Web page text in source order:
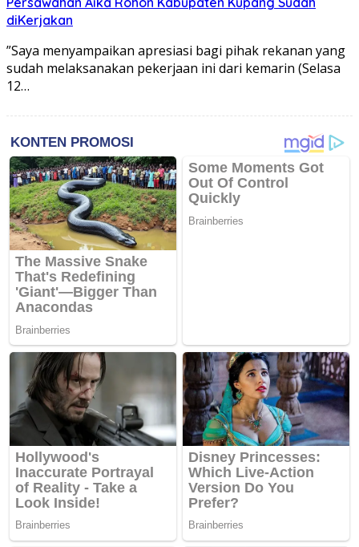
diKerjakan
​”Saya menyampaikan apresiasi bagi pihak rekanan yang
sudah melaksanakan pekerjaan ini dari kemarin (Selasa
12…